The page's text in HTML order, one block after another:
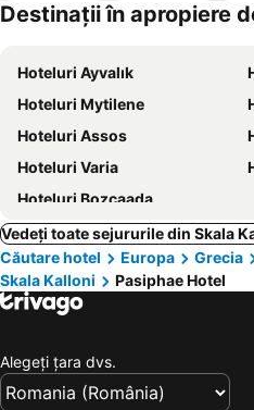
Destinații în apropiere
Hoteluri Ayvalık
Hoteluri Mytilene
Hoteluri Assos
Hoteluri Varia
Hoteluri Bozcaada
Vedeți toate sejururile din Skala
Căutare hotel
Europa Grecia
Skala Kalloni
Pasiphae Hotel
Alegeţi ţara dvs.